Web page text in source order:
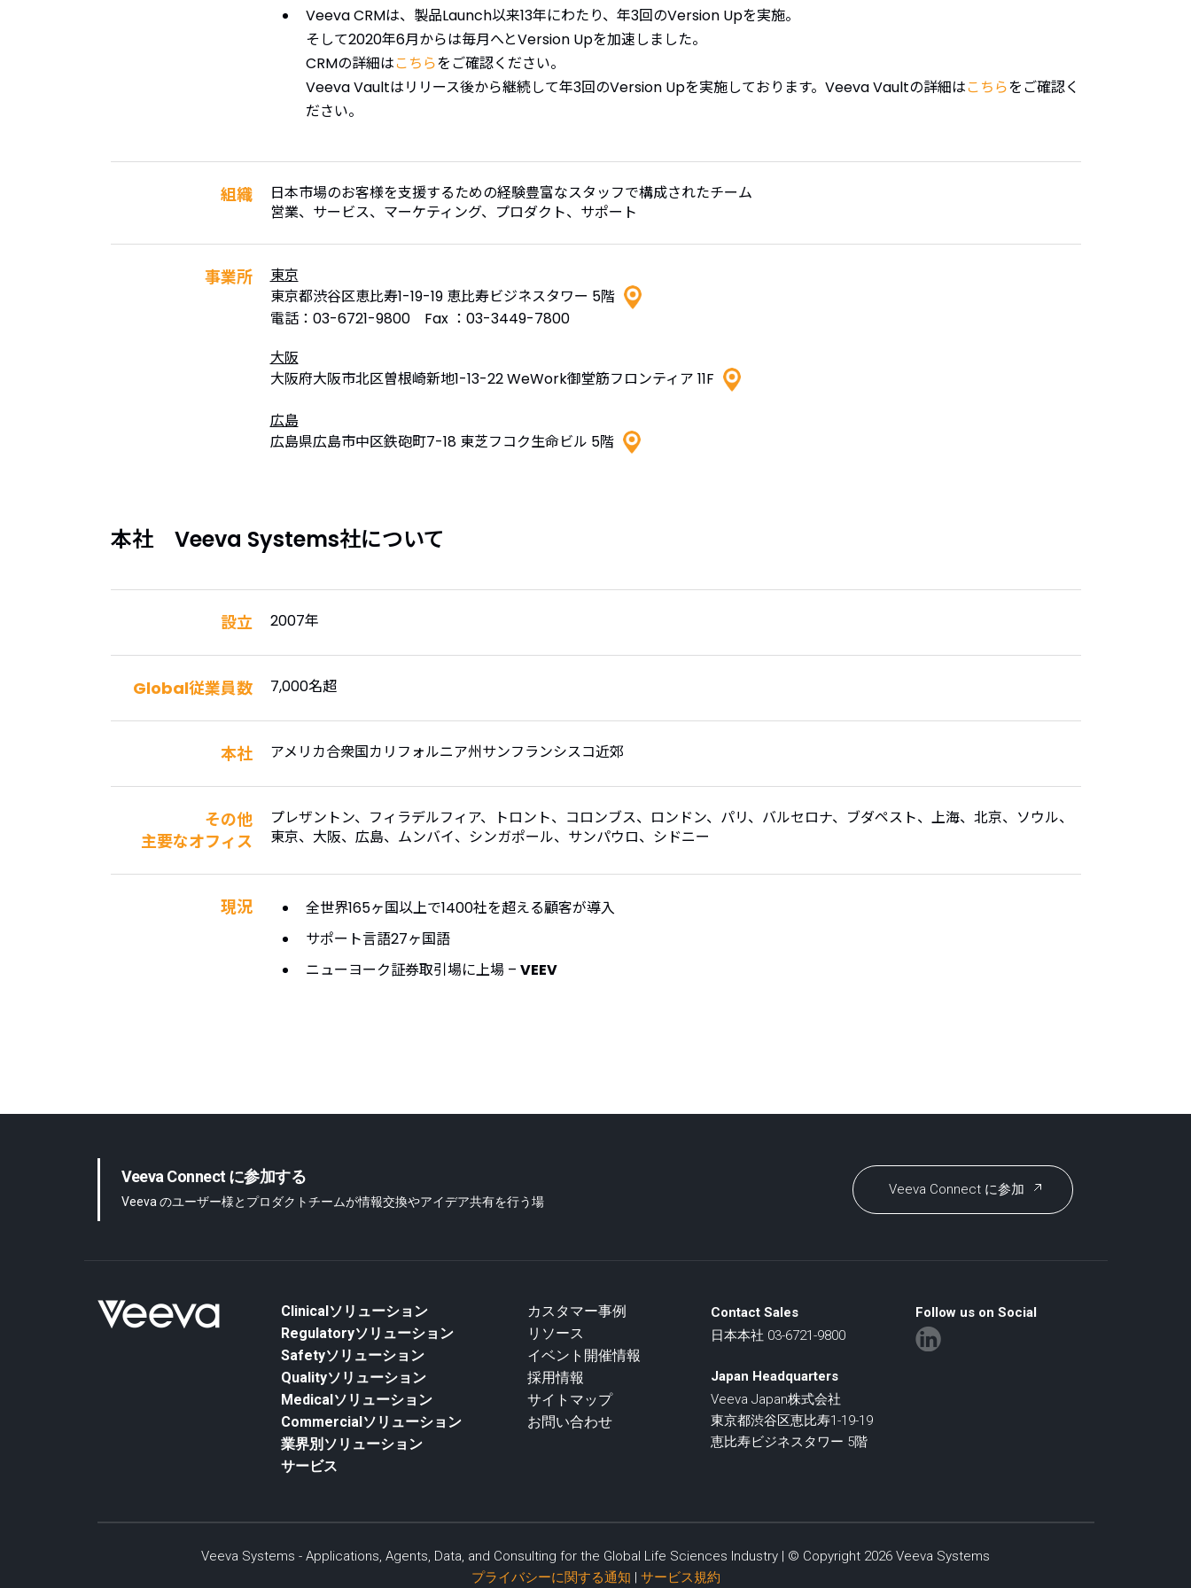
Veeva CRMは、製品Launch以来13年にわたり、年3回のVersion Upを実施。
そして2020年6月からは毎月へとVersion Upを加速しました。
CRMの詳細はこちらをご確認ください。
Veeva Vaultはリリース後から継続して年3回のVersion Upを実施しております。Veeva Vaultの詳細はこちらをご確認く
ださい。
組織
日本市場のお客様を支援するための経験豊富なスタッフで構成されたチーム
営業、サービス、マーケティング、プロダクト、サポート
事業所
東京
東京都渋谷区恵比寿1-19-19 恵比寿ビジネスタワー 5階
電話：03-6721-9800 Fax ：03-3449-7800
大阪
大阪府大阪市北区曽根崎新地1-13-22 WeWork御堂筋フロンティア 11F
広島
広島県広島市中区鉄砲町7-18 東芝フコク生命ビル 5階
本社 Veeva Systems社について
設立 2007年
Global従業員数 7,000名超
本社 アメリカ合衆国カリフォルニア州サンフランシスコ近郊
その他
主要なオフィス
プレザントン、フィラデルフィア、トロント、コロンブス、ロンドン、パリ、バルセロナ、ブダペスト、上海、北京、ソウル、
東京、大阪、広島、ムンバイ、シンガポール、サンパウロ、シドニー
現況
全世界165ヶ国以上で1400社を超える顧客が導入
サポート言語27ヶ国語
ニューヨーク証券取引場に上場 – VEEV
Veeva Connect に参加する
Veeva のユーザー様とプロダクトチームが情報交換やアイデア共有を行う場
Veeva Connect に参加
Clinicalソリューション
Regulatoryソリューション
Safetyソリューション
Qualityソリューション
Medicalソリューション
Commercialソリューション
業界別ソリューション
サービス
カスタマー事例
リソース
イベント開催情報
採用情報
サイトマップ
お問い合わせ
Contact Sales
日本本社 03-6721-9800
Japan Headquarters
Veeva Japan株式会社
東京都渋谷区恵比寿1-19-19
恵比寿ビジネスタワー 5階
Follow us on Social
Veeva Systems - Applications, Agents, Data, and Consulting for the Global Life Sciences Industry | © Copyright 2026 Veeva Systems
プライバシーに関する通知
サービス規約